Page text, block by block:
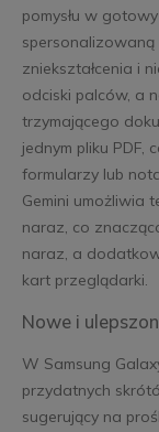
pomysłu w
spersonalizowaną
zniekształcenia i
odciski palców, a
trzymającego
jednym pliku PDF,
formularzy lub
Gemini umożliwia
naraz, co
naraz, a
kart przeglądarki.
Nowe i
W Samsung
przydatnych
sugerujący na